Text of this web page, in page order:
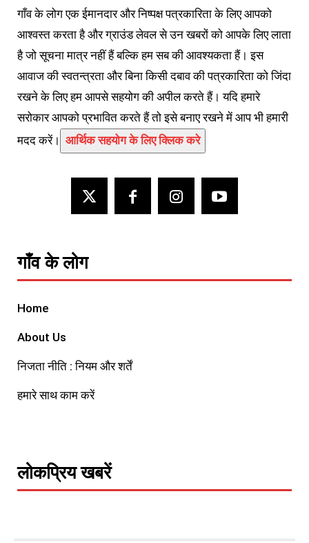
गाँव के लोग एक ईमानदार और निष्पक्ष पत्रकारिता के लिए आपको
आश्वस्त करता है और ग्राउंड लेवल से उन खबरों को आपके लिए लाता
है जो सूचना मात्र नहीं हैं बल्कि हम सब की आवश्यकता हैं। इस
आवाज की स्वतन्त्रता और बिना किसी दबाव की पत्रकारिता को जिंदा
रखने के लिए हम आपसे सहयोग की अपील करते हैं। यदि हमारे
सरोकार आपको प्रभावित करते हैं तो इसे बनाए रखने में आप भी हमारी
मदद करें। आर्थिक सहयोग के लिए क्लिक करे
गाँव के लोग
Home
About Us
निजता नीति : नियम और शर्तें
हमारे साथ काम करें
लोकप्रिय खबरें